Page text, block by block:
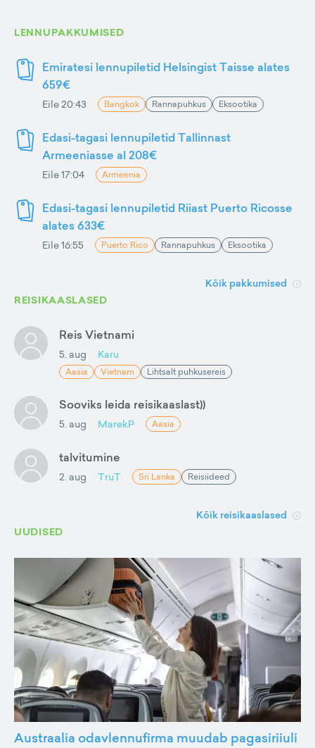
LENNUPAKKUMISED
Emiratesi lennupiletid Helsingist Taisse alates
659€
Eile 20:43 Bangkok Rannapuhkus Eksootika
Edasi-tagasi lennupiletid Tallinnast
Armeeniasse al 208€
Eile 17:04 Armeenia
Edasi-tagasi lennupiletid Riiast Puerto Ricosse
alates 633€
Eile 16:55 Puerto Rico Rannapuhkus Eksootika
Kõik pakkumised
REISIKAASLASED
Reis Vietnami
5. aug Karu
Aasia Vietnam Lihtsalt puhkusereis
Sooviks leida reisikaaslast))
5. aug MarekP Aasia
talvitumine
2. aug TruT Sri Lanka Reisiideed
Kõik reisikaaslased
UUDISED
Austraalia odavlennufirma muudab pagasiriiuli